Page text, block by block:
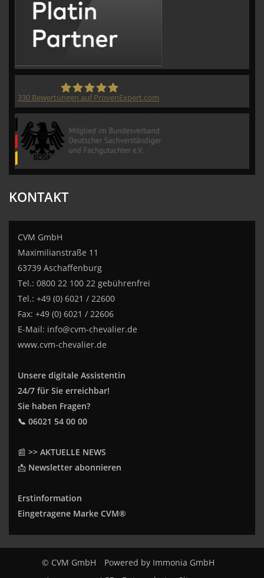
330 Bewertungen auf ProvenExpert.com
KONTAKT
CVM GmbH
Maximilianstraße 11
63739 Aschaffenburg
Tel.: 0800 22 100 22 gebührenfrei
Tel.: +49 (0) 6021 / 22600
Fax: +49 (0) 6021 / 22606
E-Mail: info@cvm-chevalier.de
www.cvm-chevalier.de
Unsere digitale Assistentin
24/7 für Sie erreichbar!
Sie haben Fragen?
📞 06021 54 00 00
📰 >> AKTUELLE NEWS
📩 Newsletter abonnieren
Erstinformation
Eingetragene Marke CVM®
© CVM GmbH Powered by Immonia GmbH